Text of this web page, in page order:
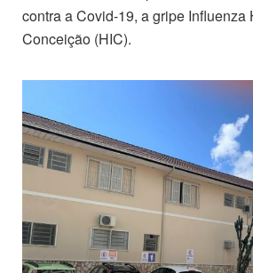
contra a Covid-19, a gripe
Conceição (HIC).